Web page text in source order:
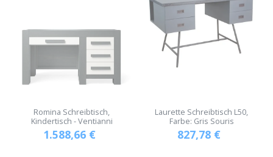
Romina Schreibtisch,
Kindertisch - Ventianni
1.588,66€
Laurette Schreibtisch L50,
Farbe: Gris Souris
827,78 €